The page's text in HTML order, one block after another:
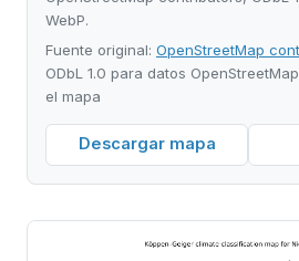
WebP.
Fuente original: OpenStreetMap
ODbL 1.0 para datos
el mapa
Descargar mapa